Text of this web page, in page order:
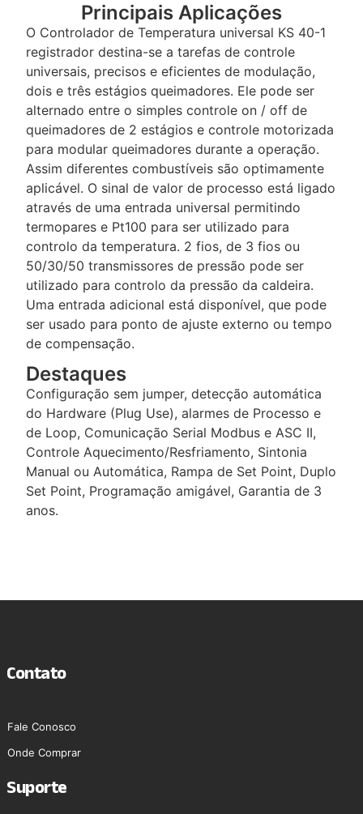
Principais Aplicações
O Controlador de Temperatura universal KS 40-1
registrador destina-se a tarefas de controle
universais, precisos e eficientes de modulação,
dois e três estágios queimadores. Ele pode ser
alternado entre o simples controle on / off de
queimadores de 2 estágios e controle motorizada
para modular queimadores durante a operação.
Assim diferentes combustíveis são optimamente
aplicável. O sinal de valor de processo está ligado
através de uma entrada universal permitindo
termopares e Pt100 para ser utilizado para
controlo da temperatura. 2 fios, de 3 fios ou
50/30/50 transmissores de pressão pode ser
utilizado para controlo da pressão da caldeira.
Uma entrada adicional está disponível, que pode
ser usado para ponto de ajuste externo ou tempo
de compensação.
Destaques
Configuração sem jumper, detecção automática
do Hardware (Plug Use), alarmes de Processo e
de Loop, Comunicação Serial Modbus e ASC II,
Controle Aquecimento/Resfriamento, Sintonia
Manual ou Automática, Rampa de Set Point, Duplo
Set Point, Programação amigável, Garantia de 3
anos.
Contato
Fale Conosco
Onde Comprar
Suporte